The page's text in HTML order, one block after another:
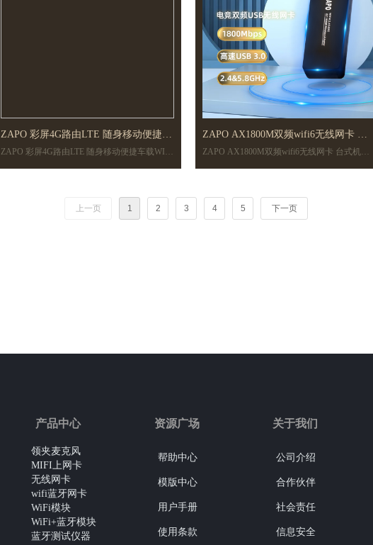
ZAPO 彩屏4G路由LTE 随身移动便捷车
载WIFI插SIM卡频段1.3.5.40
ZAPO 彩屏4G路由LTE 随身移动便捷车载WIFI
ZAPO AX1800M双频wifi6无线网卡 台
式机电脑wifi6网卡
ZAPO AX1800M双频wifi6无线网卡 台式机电
上一页 1 2 3 4 5 下一页
产品中心
领夹麦克风
MIFI上网卡
无线网卡
wifi蓝牙网卡
WiFi模块
WiFi+蓝牙模块
蓝牙测试仪器
帮助中心
模版中心
用户手册
使用条款
资源广场
公司介绍
合作伙伴
社会责任
信息安全
关于我们